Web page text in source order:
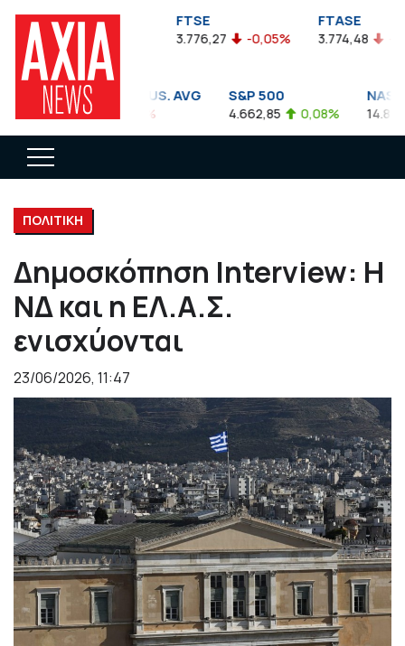
FTSEA
899,47 -0,04%
FTSE
3.776,27 -0,05%
FTASE
3.774,48 -0,10%
DOW JONES INDUS. AVG
35.911,81 -0,56%
S&P 500
4.662,85 0,08% 14.893,75
ΠΟΛΙΤΙΚΗ
Δημοσκόπηση Interview: Η
ΝΔ και η ΕΛ.Α.Σ.
ενισχύονται
23/06/2026, 11:47